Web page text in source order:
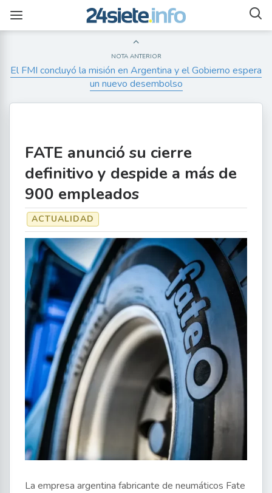
NOTA ANTERIOR
El FMI concluyó la misión en Argentina y el Gobierno espera
un nuevo desembolso
FATE anunció su cierre
definitivo y despide a más de
900 empleados
ACTUALIDAD
La empresa argentina fabricante de neumáticos Fate